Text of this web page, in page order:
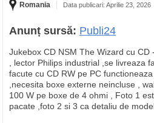
Romania Data publicari: Aprilie 23, 2026
Anunț sursă: Publi24
Jukebox CD NSM The Wizard cu
, lector Philips industrial ,se livreaza
facute cu CD RW pe PC
,necesita boxe externe neincluse ,
100 W pe boxe de 4 ohmi , Foto 1
pacate ,foto 2 si 3 ca detaliu de